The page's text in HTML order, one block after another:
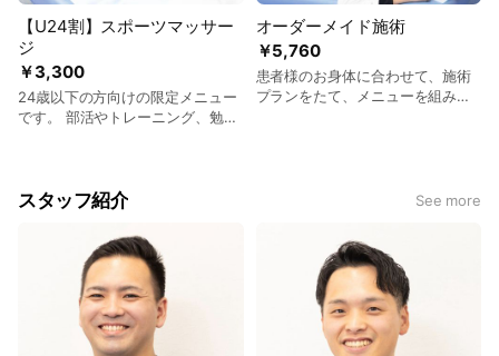
￥3,300
【U24割】スポーツマッサー
ジ
24歳以下の方向けの限定メニュー
です。 部活やトレーニング、勉強
筋肉は硬くなり、パフォーマンス
ージは、身体の奥にある筋肉（深
層筋）までやさしくアプローチ
し、全身のバランスを整える施術
です。強く押される痛みはなく、
深部からじんわりゆるむ感覚が特
￥5,760
オーダーメイド施術
患者様のお身体に合わせて、施術
プランをたて、メニューを組み合
スタッフ紹介 See more